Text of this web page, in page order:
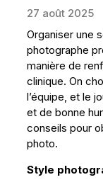
27 août 2025
Organiser une
photographe
manière de
clinique. On
l’équipe, et le
et de bonne
conseils pour
photo.
Style